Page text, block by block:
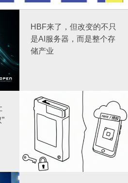
HBF来了，但改变的不只
是AI服务器，而是整个存
储产业